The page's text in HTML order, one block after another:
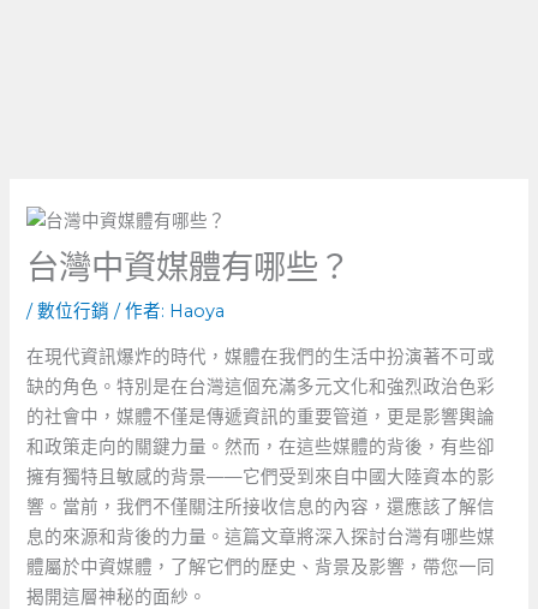
台灣中資媒體有哪些？
/數位行銷 / 作者: Haoya
在現代資訊爆炸的時代，媒體在我們的生活中扮演著不可或
缺的角色。特別是在台灣這個充滿多元文化和強烈政治色彩
的社會中，媒體不僅是傳遞資訊的重要管道，更是影響輿論
和政策走向的關鍵力量。然而，在這些媒體的背後，有些卻
擁有獨特且敏感的背景——它們受到來自中國大陸資本的影
響。當前，我們不僅關注所接收信息的內容，還應該了解信
息的來源和背後的力量。這篇文章將深入探討台灣有哪些媒
體屬於中資媒體，了解它們的歷史、背景及影響，帶您一同
揭開這層神秘的面紗。